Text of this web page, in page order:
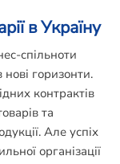
в Україну
спільноти
нові горизонти.
контрактів
та
Але успіх
організації